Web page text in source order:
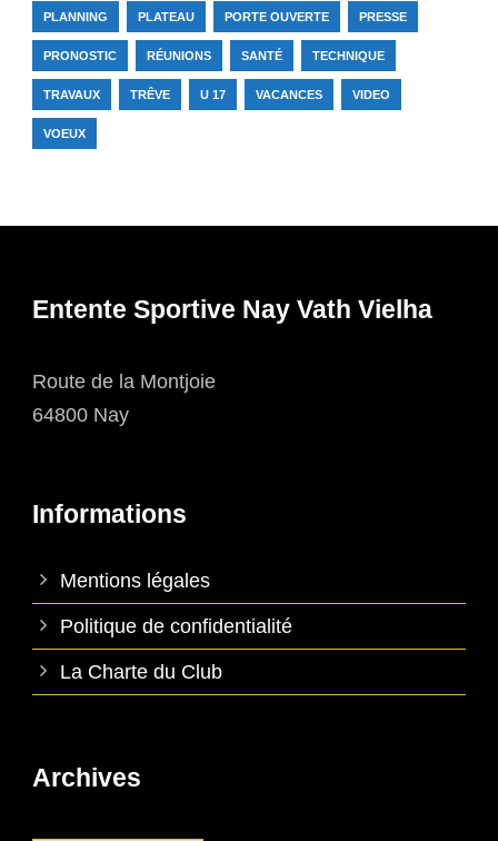
PLANNING PLATEAU PORTE OUVERTE PRESSE
PRONOSTIC RÉUNIONS SANTÉ TECHNIQUE
TRAVAUX TRÊVE U 17 VACANCES VIDEO
VOEUX
Entente Sportive Nay Vath Vielha
Route de la Montjoie
64800 Nay
Informations
Mentions légales
Politique de confidentialité
La Charte du Club
Archives